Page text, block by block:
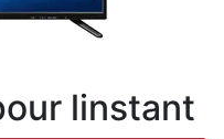
linstant